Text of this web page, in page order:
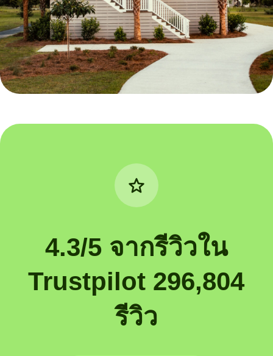
4.3/5 จากรีวิวใน
Trustpilot 296,804
รีวิว